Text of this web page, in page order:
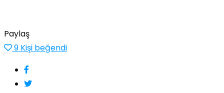
Paylaş
9 Kişi beğendi